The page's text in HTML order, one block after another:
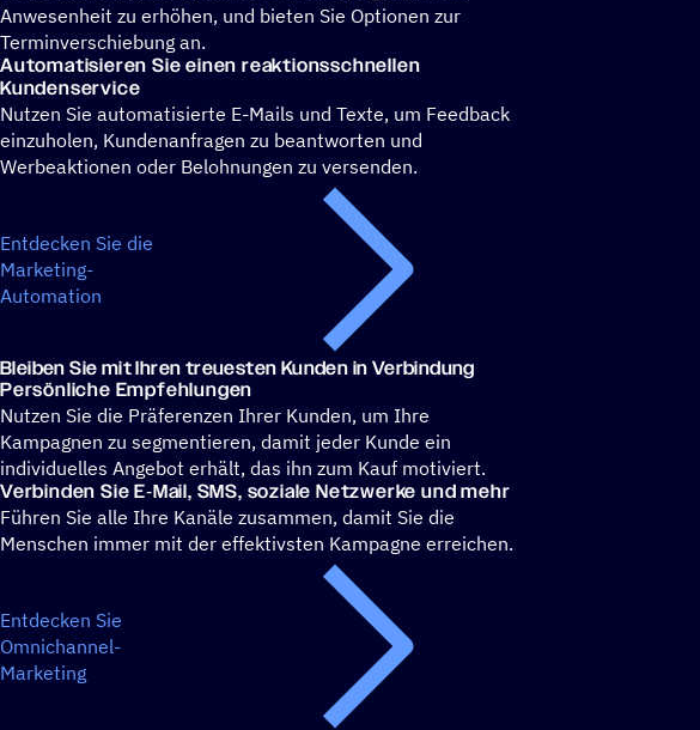
Anwesenheit zu erhöhen, und bieten Sie Optionen zur
Terminverschiebung an.
Auto­ma­ti­sie­ren Sie einen reaktionsschnellen
Kundenservice
Nutzen Sie automatisierte E-Mails und Texte, um Feedback
einzuholen, Kundenanfragen zu beantworten und
Werbeaktionen oder Belohnungen zu versenden.
Entdecken Sie die
Marketing-
Automation
Bleiben Sie mit Ihren treu­es­ten Kunden in Verbindung
Persön­li­che Empfehlungen
Nutzen Sie die Präferenzen Ihrer Kunden, um Ihre
Kampagnen zu segmentieren, damit jeder Kunde ein
individuelles Angebot erhält, das ihn zum Kauf motiviert.
Verbin­den Sie E‑Mail, SMS, soziale Netz­werke und mehr
Führen Sie alle Ihre Kanäle zusammen, damit Sie die
Menschen immer mit der effektivsten Kampagne erreichen.
Entdecken Sie
Omnichannel-
Marketing